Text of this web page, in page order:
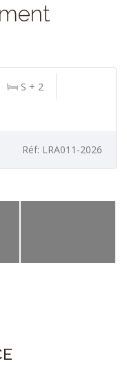
S + 2
Réf: LRA011-2026